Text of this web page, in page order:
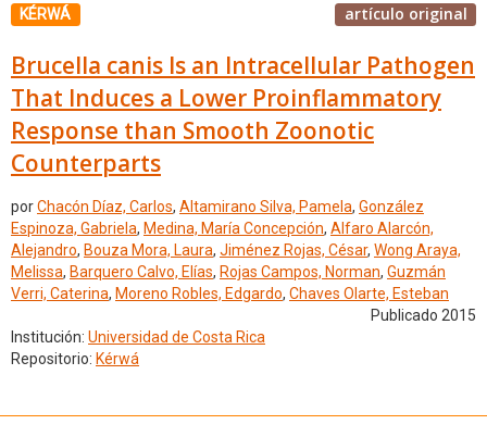
KÉRWÁ artículo original
Brucella canis Is an Intracellular Pathogen
That Induces a Lower Proinflammatory
Response than Smooth Zoonotic
Counterparts
porChacón Díaz, Carlos, Altamirano Silva, Pamela, González
Espinoza, Gabriela, Medina, María Concepción, Alfaro Alarcón,
Alejandro, Bouza Mora, Laura, Jiménez Rojas, César, Wong Araya,
Melissa, Barquero Calvo, Elías, Rojas Campos, Norman, Guzmán
Verri, Caterina, Moreno Robles, Edgardo, Chaves Olarte, Esteban
Publicado 2015
Institución: Universidad de Costa Rica
Repositorio: Kérwá